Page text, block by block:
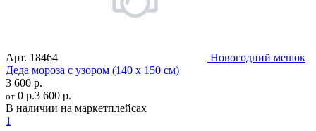
Арт. 18464
Новогодний мешок
Деда мороза с узором (140 х 150 см)
3 600 р.
от 0 р.3 600 р.
В наличии на маркетплейсах
1